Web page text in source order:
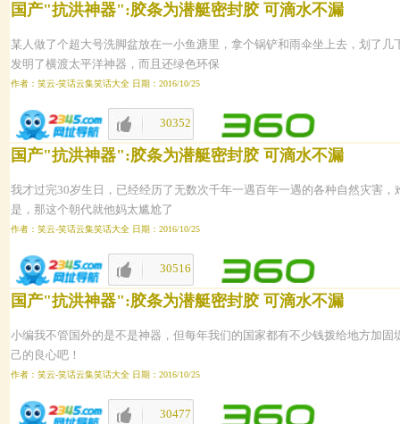
国产"抗洪神器":胶条为潜艇密封胶 可滴水不漏
某人做了个超大号洗脚盆放在一小鱼溏里，拿个锅铲和雨伞坐上去，划了
发明了横渡太平洋神器，而且还绿色环保
作者：笑云-笑话云集笑话大全 日期：2016/10/25
30352
国产"抗洪神器":胶条为潜艇密封胶 可滴水不漏
我才过完30岁生日，已经经历了无数次千年一遇百年一遇的各种自然灾害
是，那这个朝代就他妈太尴尬了
作者：笑云-笑话云集笑话大全 日期：2016/10/25
30516
国产"抗洪神器":胶条为潜艇密封胶 可滴水不漏
小编我不管国外的是不是神器，但每年我们的国家都有不少钱拨给地方加
己的良心吧！
作者：笑云-笑话云集笑话大全 日期：2016/10/25
30477